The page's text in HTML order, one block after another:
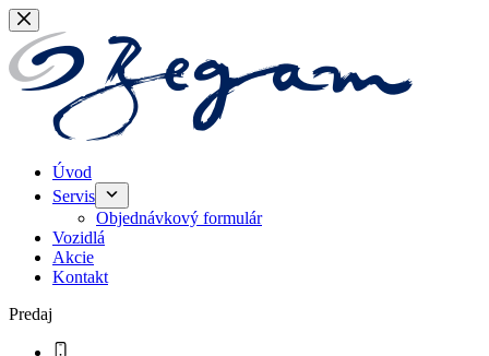
Skip
to
content
Úvod
Servis
Objednávkový formulár
Vozidlá
Akcie
Kontakt
Predaj